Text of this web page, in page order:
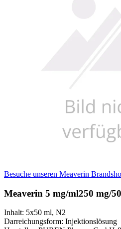
Besuche unseren Meaverin
Meaverin 5 mg/ml250 mg/
Inhalt: 5x50 ml, N2
Darreichungsform: Injektionslösung